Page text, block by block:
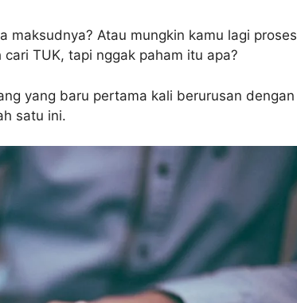
maksudnya? Atau mungkin kamu lagi proses
TUK, tapi nggak paham itu apa?
yang baru pertama kali berurusan dengan
satu ini.